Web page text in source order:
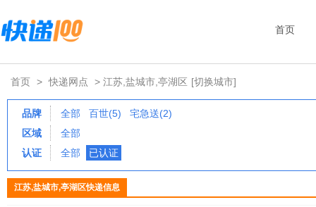
首页
首页 > 快递网点 > 江苏,盐城市,亭湖区 [切换城市]
品牌 全部 百世(5)
宅急送(2)
区域
全部
认证
全部 已认证
江苏,盐城市,亭湖区快递信息